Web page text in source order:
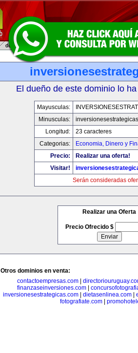
El dueño de este dominio lo
Mayusculas:
Minusculas:
Longitud:
23 caracteres
Categorias:
Economia, Dinero y
Precio:
Realizar una oferta!
Visitar!
Serán consideradas
Realizar una Oferta
Precio Ofrecido $
Otros dominios en venta:
contactoempresas.com
finanzaseinversiones.com
inversionesestrategicas.com| dietasenlinea.com|
fotografiate.com|